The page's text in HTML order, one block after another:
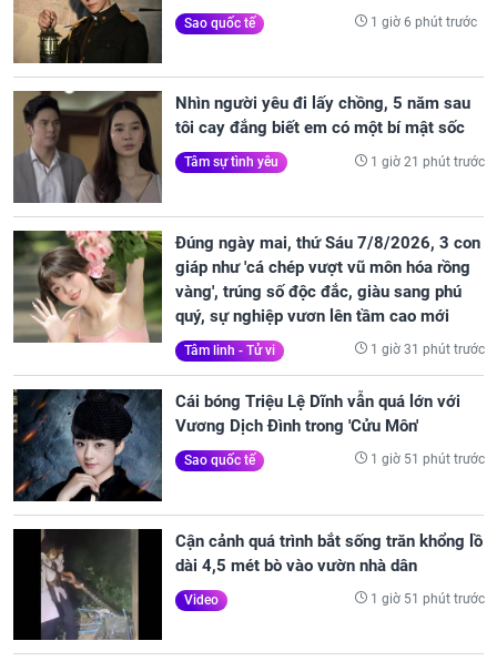
Sao quốc tế 1 giờ 6 phút trước
Nhìn người yêu đi lấy chồng, 5 năm sau
tôi cay đắng biết em có một bí mật sốc
Tâm sự tình yêu 1 giờ 21 phút trước
Đúng ngày mai, thứ Sáu 7/8/2026, 3 con
giáp như 'cá chép vượt vũ môn hóa rồng
vàng', trúng số độc đắc, giàu sang phú
quý, sự nghiệp vươn lên tầm cao mới
Tâm linh - Tử vi 1 giờ 31 phút trước
Cái bóng Triệu Lệ Dĩnh vẫn quá lớn với
Vương Dịch Đình trong 'Cửu Môn'
Sao quốc tế 1 giờ 51 phút trước
Cận cảnh quá trình bắt sống trăn khổng lồ
dài 4,5 mét bò vào vườn nhà dân
Video 1 giờ 51 phút trước